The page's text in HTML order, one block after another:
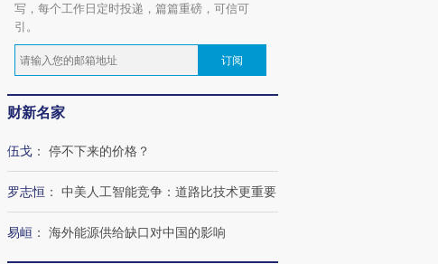
写，每个工作日定时投递，篇篇重磅，可信可
引。
订阅
财新名家
伍戈 ： 停不下来的价格？
罗志恒 ： 中美人工智能竞争：道路比技术更重要
易峘 ： 海外能源供给缺口对中国的影响